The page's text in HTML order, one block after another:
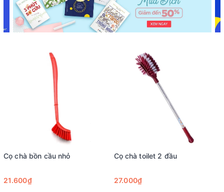
Cọ chà bồn cầu nhỏ
21.600₫
Cọ chà toilet 2 đầu
27.000₫